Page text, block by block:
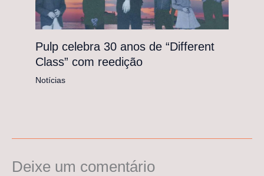
Pulp celebra 30 anos de “Different
Class” com reedição
Notícias
Deixe um comentário